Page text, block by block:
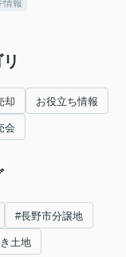
情報
却 お役立ち情報
会
#長野市分譲地
土地